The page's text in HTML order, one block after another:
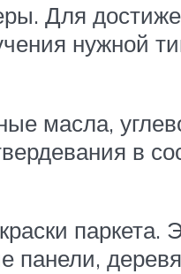
Для
нужной
масла,
в
паркета.
панели,